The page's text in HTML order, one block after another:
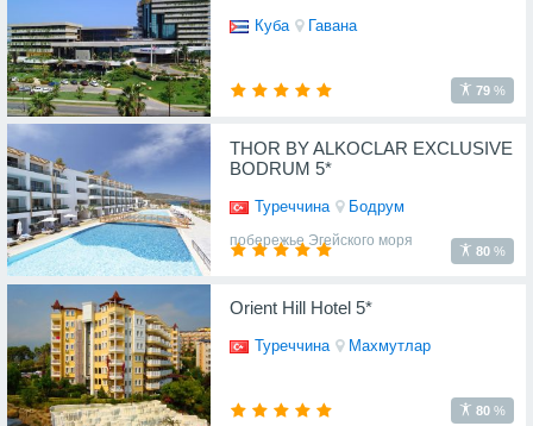
Куба Гавана
79%
THOR BY ALKOCLAR EXCLUSIVE
BODRUM 5*
Туреччина Бодрум
побережье Эгейского моря
80%
Orient Hill Hotel 5*
Туреччина Махмутлар
80%